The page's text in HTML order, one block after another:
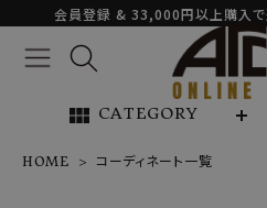
会員登録 & 33,000円以上購入で
view_module CATEGORY
HOME コーディネート一覧